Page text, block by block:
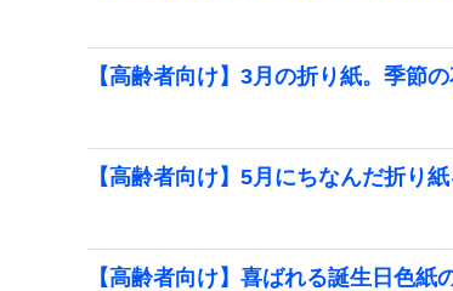
【高齢者向け】3月の折り紙。季節
【高齢者向け】5月にちなんだ折り紙
【高齢者向け】喜ばれる誕生日色